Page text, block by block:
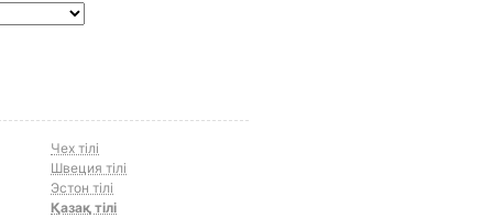
Чех тілі
Швеция тілі
Эстон тілі
Қазақ тілі